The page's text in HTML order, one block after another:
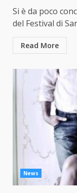
Si è da poco
del Festival di
Read More
News